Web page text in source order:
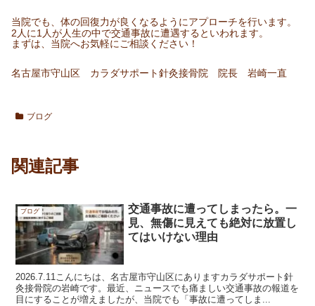
当院でも、体の回復力が良くなるようにアプローチを行います。
2人に1人が人生の中で交通事故に遭遇するといわれます。
まずは、当院へお気軽にご相談ください！
名古屋市守山区 カラダサポート針灸接骨院 院長 岩崎一直
ブログ
関連記事
ブログ
交通事故に遭ってしまったら。一
見、無傷に見えても絶対に放置し
てはいけない理由
2026.7.11 ​ こんにちは、名古屋市守山区にありますカラダサポート針
灸接骨院の岩崎です。 ​最近、ニュースでも痛ましい交通事故の報道を
目にすることが増えましたが、当院でも「事故に遭ってしま...